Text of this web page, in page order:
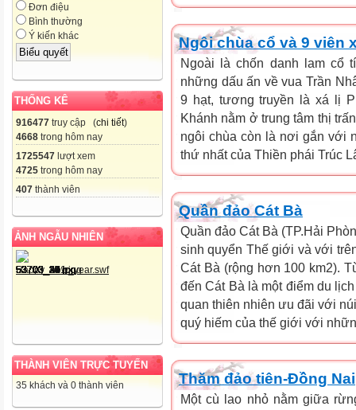
Đơn điệu
Bình thường
Ý kiến khác
THỐNG KÊ
916477 truy cập (chi tiết)
4668 trong hôm nay
1725547 lượt xem
4725 trong hôm nay
407 thành viên
ẢNH NGẪU NHIÊN
THÀNH VIÊN TRỰC TUYẾN
35 khách và 0 thành viên
Ngôi chùa cổ và 9 viên
Ngoài là chốn danh lam cổ
những dấu ấn về vua Trần
9 hạt, tương truyền là xá lị
Khánh nằm ở trung tâm thị
ngôi chùa còn là nơi gắn với
thứ nhất của Thiền phái Trúc
Quần đảo Cát Bà
Quần đảo Cát Bà (TP.Hải
sinh quyển Thế giới và với
Cát Bà (rộng hơn 100 km2).
đến Cát Bà là một điểm du
quan thiên nhiên ưu đãi với
quý hiếm của thế giới với
Thăm đảo tiên-Đồng Nai
Một cù lao nhỏ nằm giữa